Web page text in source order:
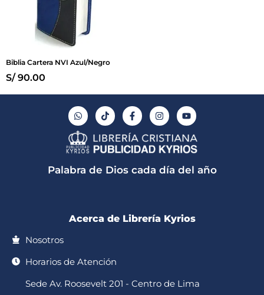
Biblia Cartera NVI Azul/Negro
S/ 90.00
W
h
a
t
s
a
p
T
i
k
t
o
k
F
a
c
e
b
o
k
I
n
s
t
a
g
a
Y
o
u
t
u
b
Palabra de Dios cada día del año
Acerca de Librería Kyrios
Nosotros
Horarios de Atención
Sede Av. Roosevelt 201 - Centro de Lima